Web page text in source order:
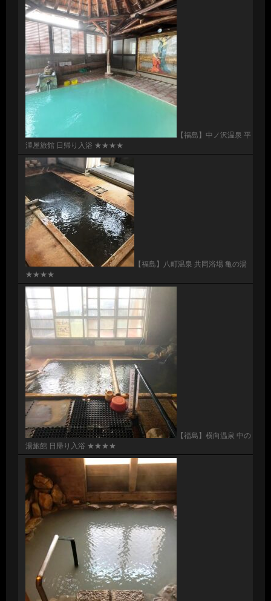
【福島】中ノ沢温泉 平
澤屋旅館 日帰り入浴 ★★★★
【福島】八町温泉 共同浴場 亀の湯
★★★★
【福島】横向温泉 中の
湯旅館 日帰り入浴 ★★★★